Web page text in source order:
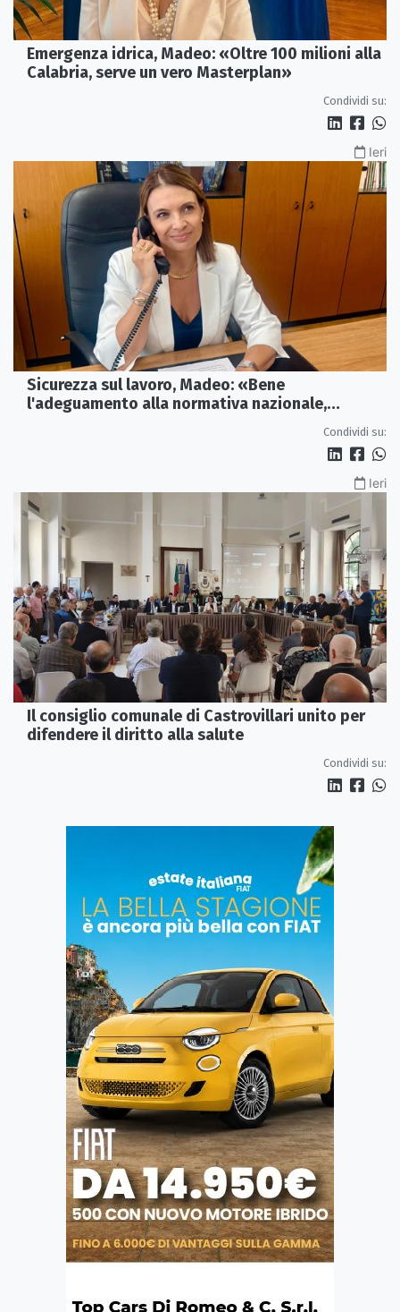
Emergenza idrica, Madeo: «Oltre 100 milioni alla
Calabria, serve un vero Masterplan»
Condividi su:
Ieri
Sicurezza sul lavoro, Madeo: «Bene
l'adeguamento alla normativa nazionale,
Condividi su:
Ieri
Il consiglio comunale di Castrovillari unito per
difendere il diritto alla salute
Condividi su: